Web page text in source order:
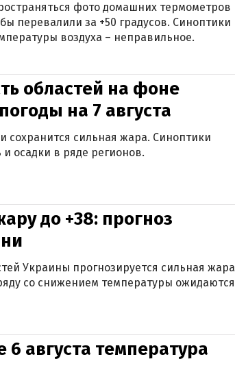
фото домашних термометров
перевалили за +50 градусов. Синоптики
воздуха – неправильное.
областей на фоне
на 7 августа
сохранится сильная жара. Синоптики
осадки в ряде регионов.
до +38: прогноз
Украины прогнозируется сильная
со снижением температуры ожидаются
августа температура